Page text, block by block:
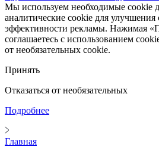
Мы используем необходимые cookie
аналитические cookie для улучшения
эффективности рекламы. Нажимая
соглашаетесь с использованием
от необязательных cookie.
Принять
Отказаться от необязательных
Подробнее
Главная